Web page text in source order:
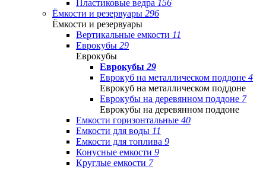
Пластиковые ведра 156
Ёмкости и резервуары 296
Ёмкости и резервуары
Вертикальные емкости 11
Еврокубы 29
Еврокубы
Еврокубы 29
Еврокуб на металлическом поддоне 4
Еврокуб на металлическом поддоне
Еврокубы на деревянном поддоне 7
Еврокубы на деревянном поддоне
Емкости горизонтальные 40
Емкости для воды 11
Емкости для топлива 9
Конусные емкости 9
Круглые емкости 7